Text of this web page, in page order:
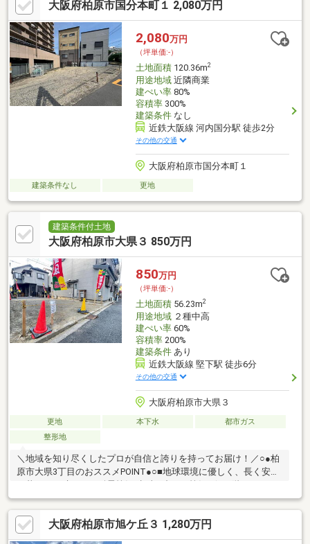
大阪府柏原市国分本町１ 2,080万円
2,080万円
（坪単価:-）
土地面積120.36m2
用途地域近隣商業
建ぺい率80%
容積率300%
建築条件なし
近鉄大阪線 河内国分駅 徒歩2分
その他の交通
大阪府柏原市国分本町１
建築条件なし 更地
建築条件付土地
大阪府柏原市大県３ 850万円
850万円
（坪単価:-）
土地面積56.23m2
用途地域２種中高
建ぺい率60%
容積率200%
建築条件あり
近鉄大阪線 堅下駅 徒歩6分
その他の交通
大阪府柏原市大県３
更地 本下水
都市ガス
整形地
＼地域を知り尽くしたプロが自信と誇りを持ってお届け！／○●柏
原市大県3丁目のおススメPOINT●○■地球環境に優しく、長く安心
の暮らしを叶える、耐震等級3相当+省エネ等級4☆■2階LDKはゆ
ったり18帖超が可能♪ベランダから明るい自然光を取り込めま
す。■玄関にSIC、LDKに物入、全居室収納付きで、各階でしっか
りお荷物をしまえます。■駐車場はセミビルトインタイプ(車種に
よる)♪大切なお車やバイクを雨風から守ります。■お買物施設が徒
大阪府柏原市旭ケ丘３ 1,280万円